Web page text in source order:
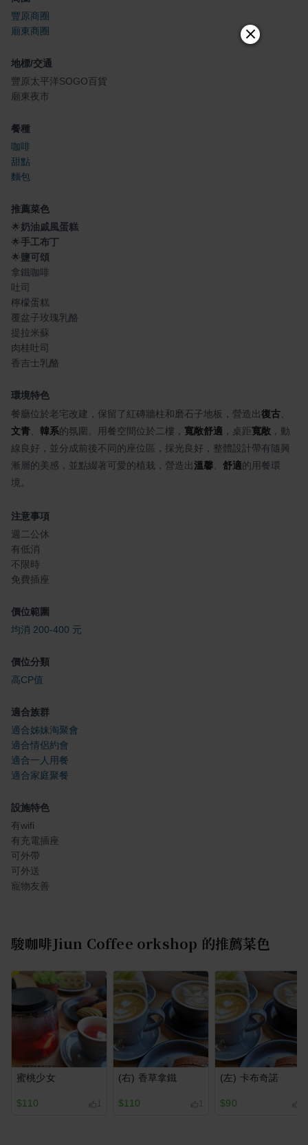
豐原商圈
廟東商圈
地標/交通
豐原太平洋SOGO百貨
廟東夜市
餐種
咖啡
甜點
麵包
推薦菜色
🌟奶油戚風蛋糕
🌟手工布丁
🌟鹽可頌
拿鐵咖啡
吐司
檸檬蛋糕
覆盆子玫瑰乳酪
提拉米蘇
肉桂吐司
香吉士乳酪
環境特色
餐廳位於老宅改建，保留了紅磚牆柱和磨石子地板，營造出復古
文青
韓系的氛圍。用餐空間位於二樓， 寬敞舒適 ，桌距寬敞 ，動
線良好，並分成前後不同的座位區，採光良好，整體設計帶有隨興
漸層的美感，並點綴著可愛的植栽，營造出溫馨 舒適的用餐環
境。
注意事項
週二公休
有低消
不限時
免費插座
價位範圍
均消 200-400 元
價位分類
高CP值
適合族群
適合姊妹淘聚會
適合情侶約會
適合一人用餐
適合家庭聚餐
設施特色
有wifi
有充電插座
可外帶
可外送
寵物友善
駿咖啡Jiun Coffee orkshop 的推薦菜色
蜜桃少女
$110
(右) 香草拿鐵
$110
(左) 卡布奇諾
$90